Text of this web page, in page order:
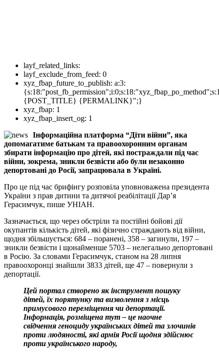
layf_related_links:
layf_exclude_from_feed: 0
xyz_fbap_future_to_publish: a:3:
{POST_TITLE} {PERMALINK}";}
xyz_fbap: 1
xyz_fbap_insert_og: 1
Інформаційна платформа “Діти війни”, яка
допомагатиме батькам та правоохоронним органам
збирати інформацію про дітей, які постраждали під час
війни, зокрема, зникли безвісти або були незаконно
депортовані до Росії, запрацювала в Україні.
Про це під час брифінгу розповіла уповноважена президента
України з прав дитини та дитячої реабілітації Дарʼя
Герасимчук, пише УНІАН.
Зазначається, що через обстріли та постійні бойові дії
окупантів кількість дітей, які фізично страждають від війни,
щодня збільшується: 684 – поранені, 358 – загинули, 197 –
зникли безвісти і щонайменше 5703 – нелегально депортовані
в Росію. За словами Герасимчук, станом на 28 липня
правоохоронці знайшли 3833 дітей, ще 47 – повернули з
депортації.
Цей портал створено як інструмент пошуку
дітей, їх порятунку та визволення з місць
примусового переміщення чи депортації.
Інформація, розміщена тут – це наочне
свідчення геноциду українських дітей та злочинів
проти людяності, які армія Росії щодня здійснює
проти українського народу,